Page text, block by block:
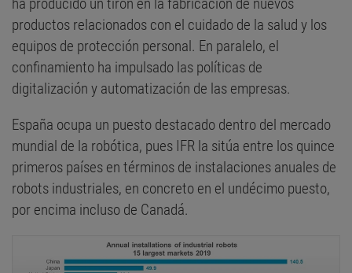
ha producido un tirón en la fabricación de nuevos
productos relacionados con el cuidado de la salud y los
equipos de protección personal. En paralelo, el
confinamiento ha impulsado las políticas de
digitalización y automatización de las empresas.
España ocupa un puesto destacado dentro del mercado
mundial de la robótica, pues IFR la sitúa entre los quince
primeros países en términos de instalaciones anuales de
robots industriales, en concreto en el undécimo puesto,
por encima incluso de Canadá.